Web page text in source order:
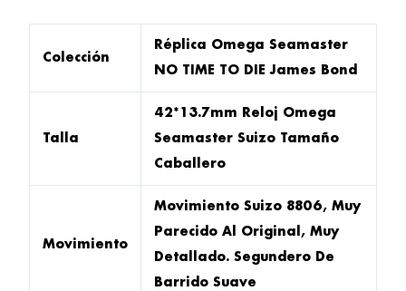
Colección
Réplica Omega Seamaster
NO TIME TO DIE James Bond
Talla
42*13.7mm Reloj Omega
Seamaster Suizo Tamaño
Caballero
Movimiento
Movimiento Suizo 8806, Muy
Parecido Al Original, Muy
Detallado. Segundero De
Barrido Suave